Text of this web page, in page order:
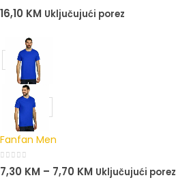
0out of 5
16,10 KM Uključujući porez
Fanfan Men
0out of 5
7,30 KM – 7,70 KM Uključujući porez